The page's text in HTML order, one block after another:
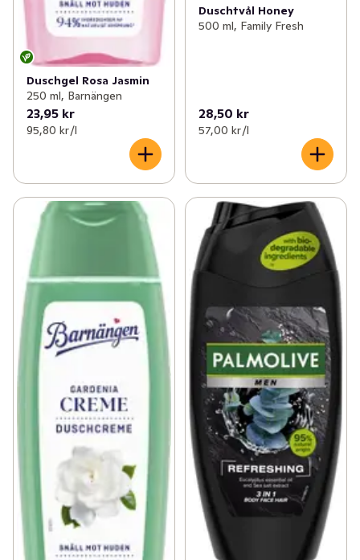
Duschgel Rosa Jasmin
250 ml, Barnängen
23,95 kr
95,80 kr /l
Duschtvål Honey
500 ml, Family Fresh
28,50 kr
57,00 kr /l